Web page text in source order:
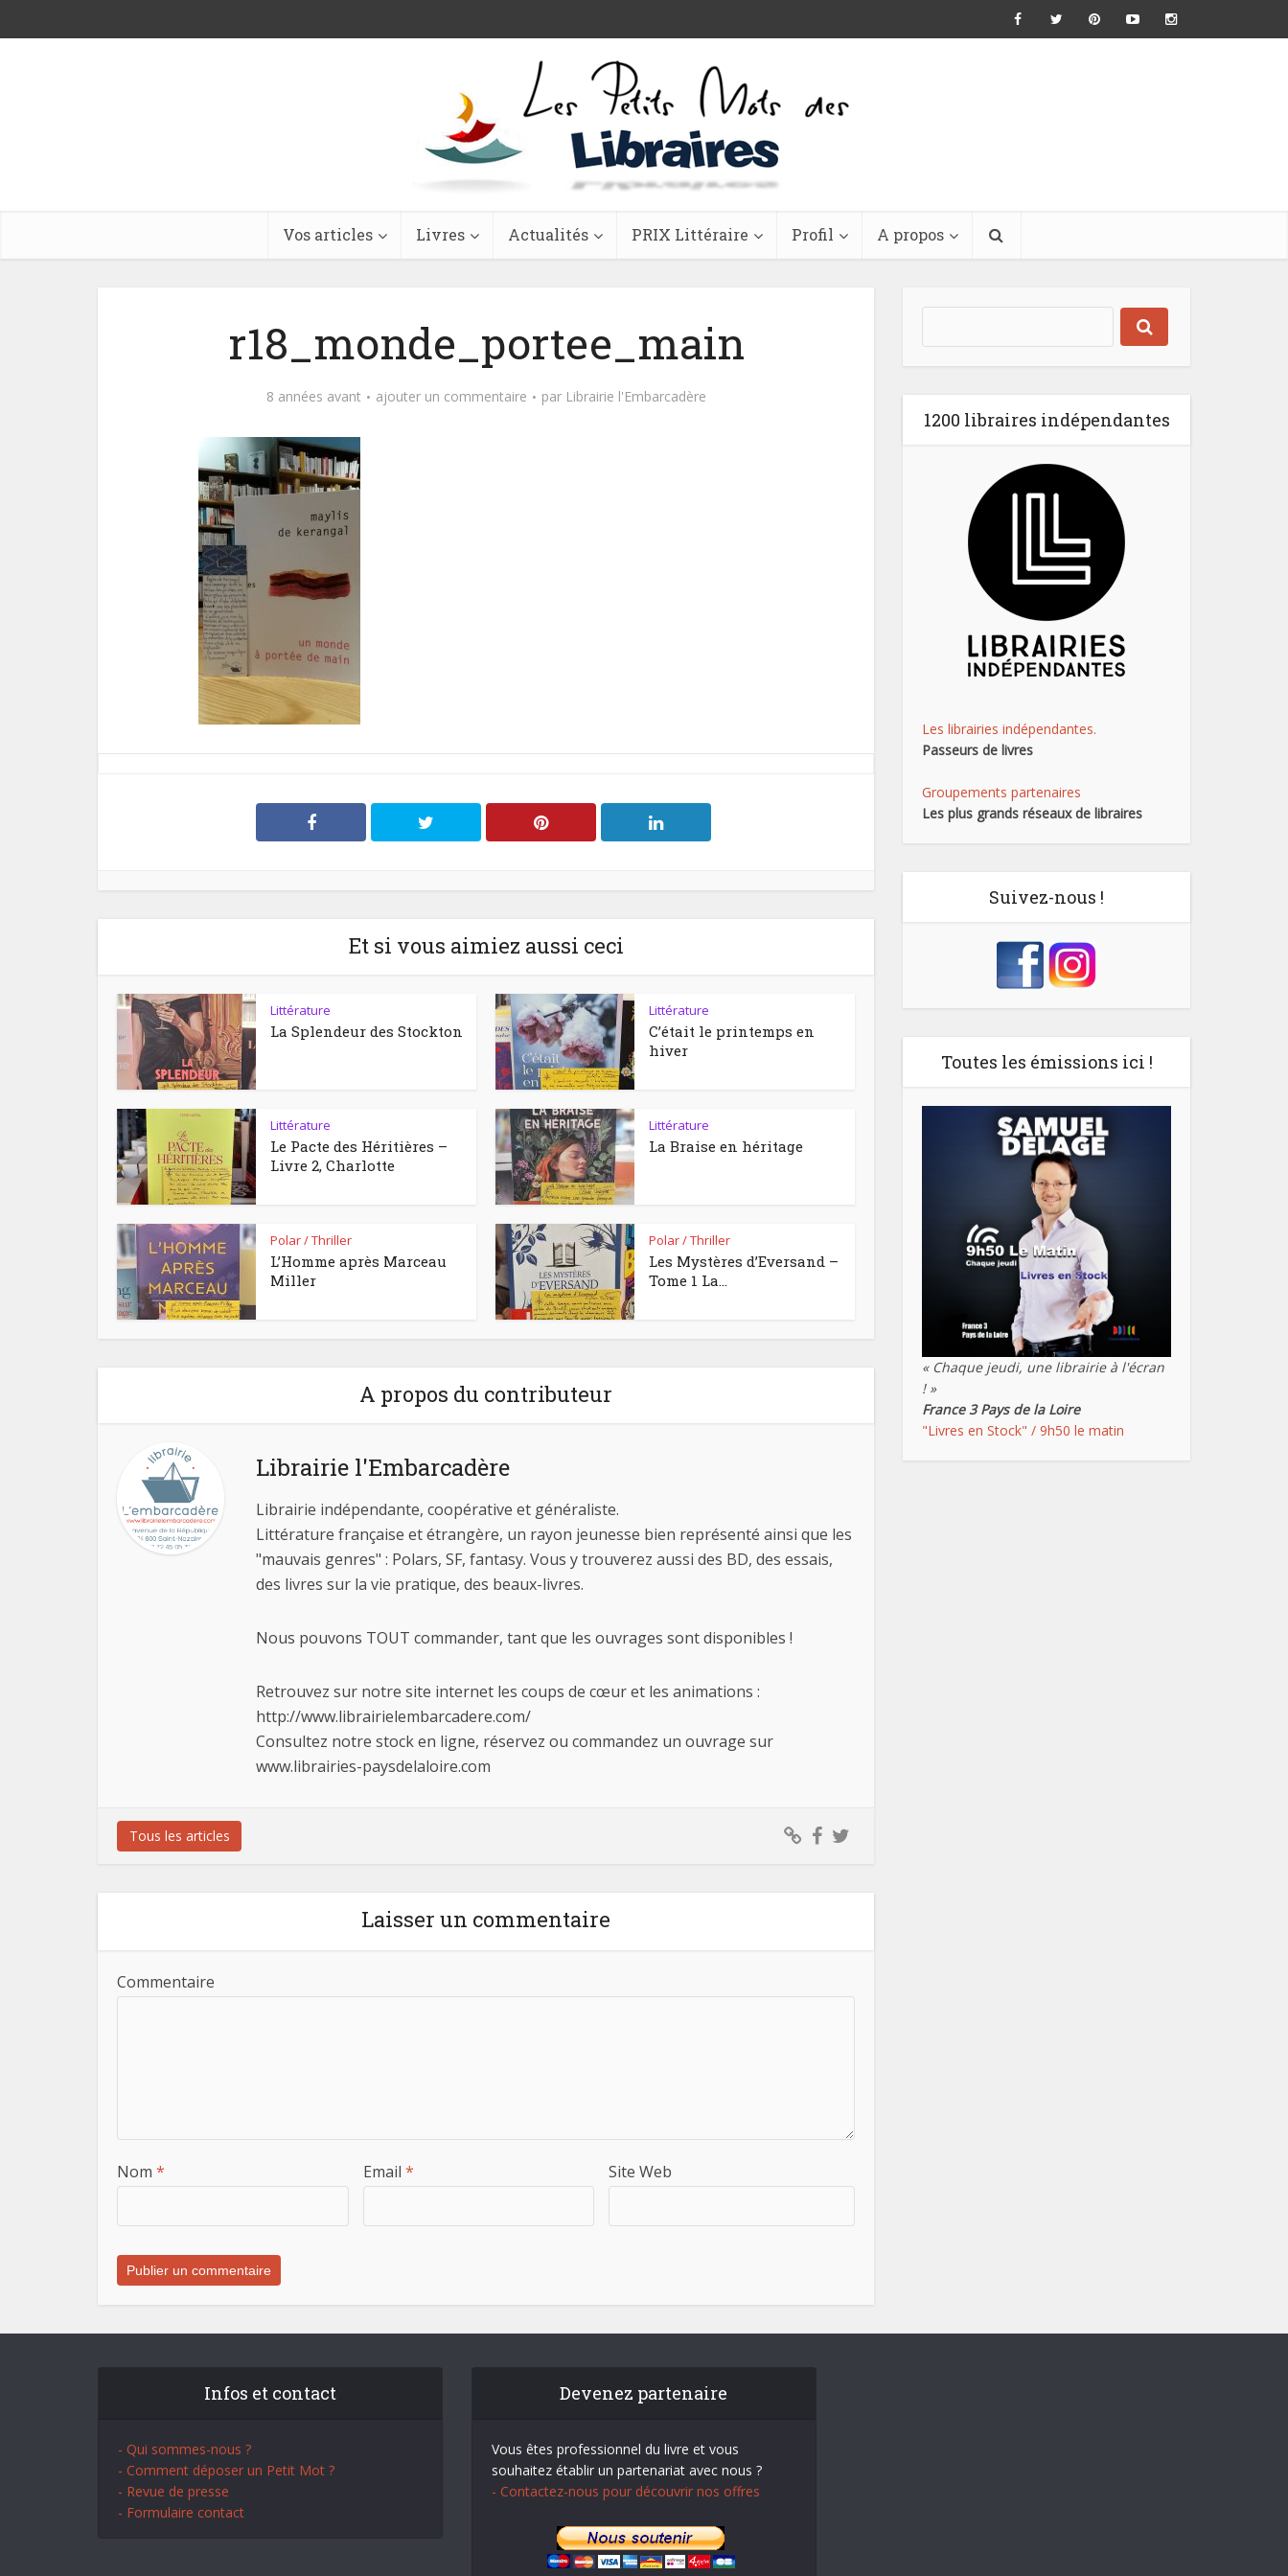
Vos articles Livres Actualités PRIX Littéraire Profil A propos
r18_monde_portee_main
8 années avant ajouter un commentaire par Librairie l'Embarcadère
Et si vous aimiez aussi ceci
Littérature
La Splendeur des Stockton
Littérature
C’était le printemps en
hiver
Littérature
Le Pacte des Héritières –
Livre 2, Charlotte
Littérature
La Braise en héritage
Polar / Thriller
L’Homme après Marceau
Miller
Polar / Thriller
Les Mystères d’Eversand –
Tome 1 La...
A propos du contributeur
Librairie l'Embarcadère
Librairie indépendante, coopérative et généraliste.
Littérature française et étrangère, un rayon jeunesse bien représenté ainsi que les
"mauvais genres" : Polars, SF, fantasy. Vous y trouverez aussi des BD, des essais,
des livres sur la vie pratique, des beaux-livres.
Nous pouvons TOUT commander, tant que les ouvrages sont disponibles !
Retrouvez sur notre site internet les coups de cœur et les animations :
http://www.librairielembarcadere.com/
Consultez notre stock en ligne, réservez ou commandez un ouvrage sur
www.librairies-paysdelaloire.com
Tous les articles
Laisser un commentaire
Commentaire
Nom * Email * Site Web
1200 libraires indépendantes
Les librairies indépendantes.
Passeurs de livres
Groupements partenaires
Les plus grands réseaux de libraires
Suivez-nous !
Toutes les émissions ici !
« Chaque jeudi, une librairie à l'écran
! »
France 3 Pays de la Loire
"Livres en Stock" / 9h50 le matin
Infos et contact
- Qui sommes-nous ?
- Comment déposer un Petit Mot ?
- Revue de presse
- Formulaire contact
Devenez partenaire
Vous êtes professionnel du livre et vous
souhaitez établir un partenariat avec nous ?
- Contactez-nous pour découvrir nos offres